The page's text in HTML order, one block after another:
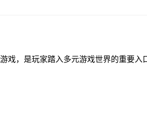
戏，是玩家踏入多元游戏世界的重要